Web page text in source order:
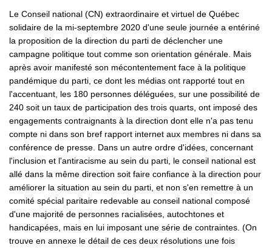
Le Conseil national (CN) extraordinaire et virtuel de Québec
solidaire de la mi-septembre 2020 d'une seule journée a entériné
la proposition de la direction du parti de déclencher une
campagne politique tout comme son orientation générale. Mais
après avoir manifesté son mécontentement face à la politique
pandémique du parti, ce dont les médias ont rapporté tout en
l'accentuant, les 180 personnes déléguées, sur une possibilité de
240 soit un taux de participation des trois quarts, ont imposé des
engagements contraignants à la direction dont elle n'a pas tenu
compte ni dans son bref rapport internet aux membres ni dans sa
conférence de presse. Dans un autre ordre d'idées, concernant
l'inclusion et l'antiracisme au sein du parti, le conseil national est
allé dans la même direction soit faire confiance à la direction pour
améliorer la situation au sein du parti, et non s'en remettre à un
comité spécial paritaire redevable au conseil national composé
d'une majorité de personnes racialisées, autochtones et
handicapées, mais en lui imposant une série de contraintes. (On
trouve en annexe le détail de ces deux résolutions une fois